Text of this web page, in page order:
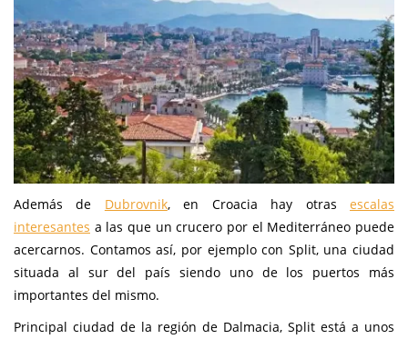
Además de Dubrovnik, en Croacia hay otrasescalas
interesantes a las que un crucero por el Mediterráneo puede
acercarnos. Contamos así, por ejemplo con Split, una ciudad
situada al sur del país siendo uno de los puertos más
importantes del mismo.
Principal ciudad de la región de Dalmacia, Split está a unos